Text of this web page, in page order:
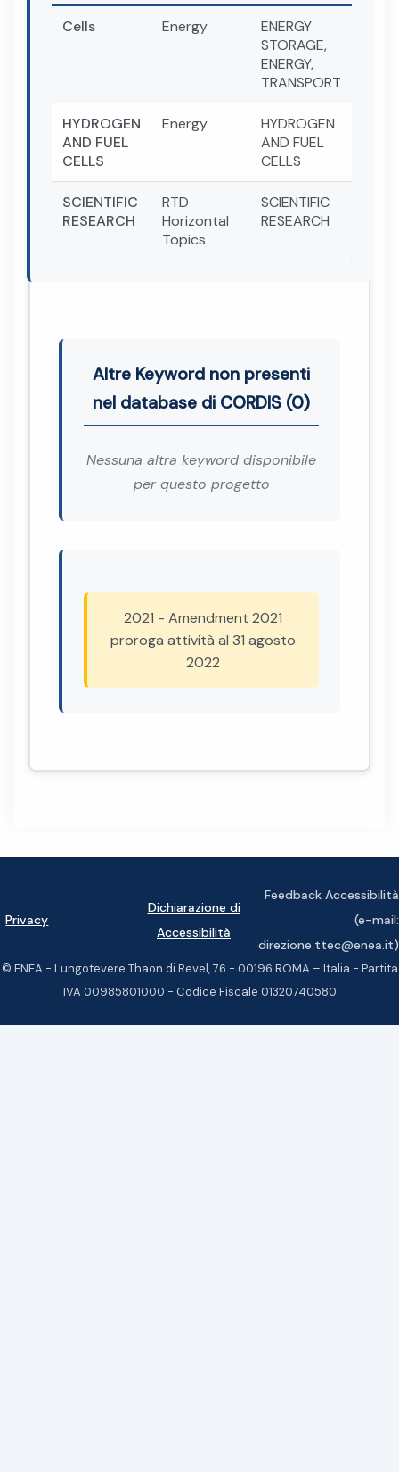
Cells Energy
ENERGY
STORAGE,
ENERGY,
TRANSPORT
HYDROGEN
AND FUEL
CELLS
Energy
HYDROGEN
AND FUEL
CELLS
SCIENTIFIC
RESEARCH
RTD
Horizontal
Topics
SCIENTIFIC
RESEARCH
Altre Keyword non presenti
nel database di CORDIS (0)
Nessuna altra keyword disponibile
per questo progetto
2021 - Amendment 2021
proroga attività al 31 agosto
2022
Privacy
Dichiarazione di
Accessibilità
Feedback Accessibilità
(e-mail:
direzione.ttec@enea.it)
© ENEA - Lungotevere Thaon di Revel, 76 - 00196 ROMA – Italia - Partita
IVA 00985801000 - Codice Fiscale 01320740580